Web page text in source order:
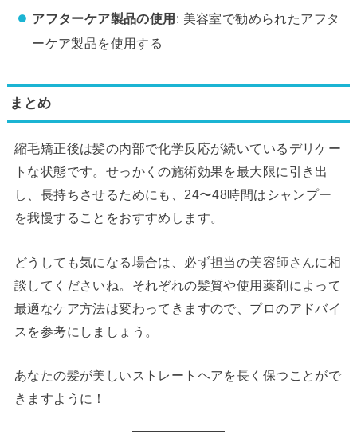
アフターケア製品の使用 : 美容室で勧められたアフタ
ーケア製品を使用する
まとめ
縮毛矯正後は髪の内部で化学反応が続いているデリケー
トな状態です。せっかくの施術効果を最大限に引き出
し、長持ちさせるためにも、24〜48時間はシャンプー
を我慢することをおすすめします。
どうしても気になる場合は、必ず担当の美容師さんに相
談してくださいね。それぞれの髪質や使用薬剤によって
最適なケア方法は変わってきますので、プロのアドバイ
スを参考にしましょう。
あなたの髪が美しいストレートヘアを長く保つことがで
きますように！